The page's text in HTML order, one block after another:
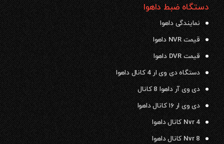
دستگاه ضبط داهوا
نمایندگی داهوا
قیمت NVR داهوا
قیمت DVR داهوا
دستگاه دی وی ار 4 کانال داهوا
دی وی آر داهوا 8 کانال
دی وی ار ۱۶ کانال داهوا
Nvr 4 کانال داهوا
Nvr 8 کانال داهوا